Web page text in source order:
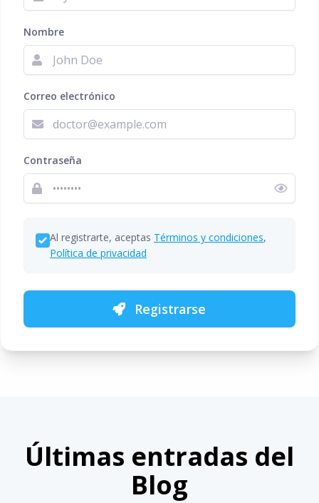
Nombre
Correo electrónico
Contraseña
Al registrarte, aceptas Términos y condiciones,
Política de privacidad
Registrarse
Últimas entradas del
Blog